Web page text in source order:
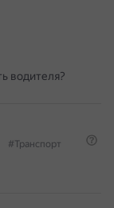
водителя?
#Транспорт